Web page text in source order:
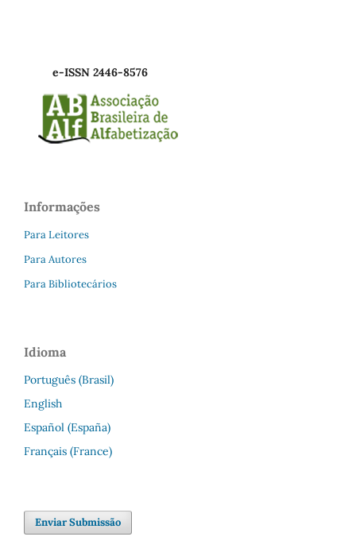
e-ISSN 2446-8576
Informações
Para Leitores
Para Autores
Para Bibliotecários
Idioma
Português (Brasil)
English
Español (España)
Français (France)
Enviar Submissão